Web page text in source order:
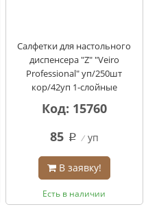
Салфетки для настольного
диспенсера "Z" "Veiro
Professional" уп/250шт
кор/42уп 1-слойные
Код: 15760
85 q уп
В заявку!
Есть в наличии